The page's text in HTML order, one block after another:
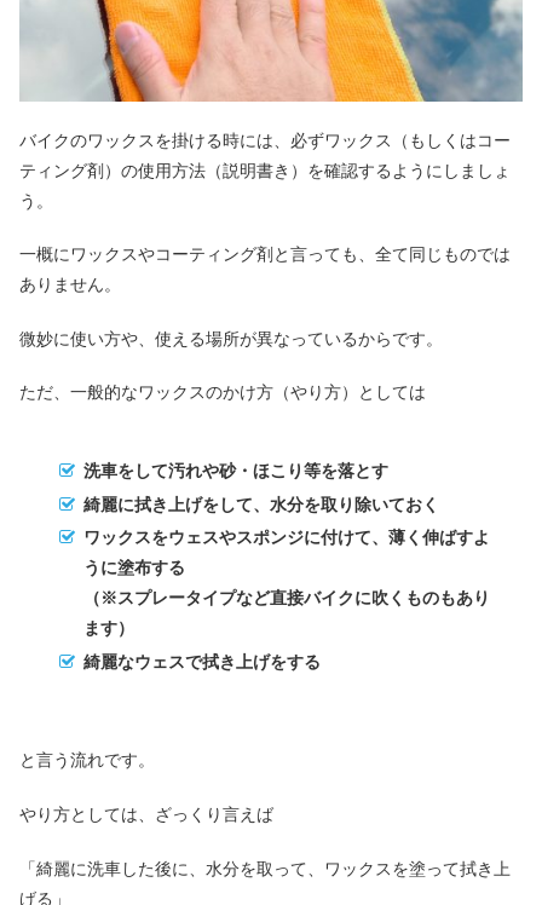
バイクのワックスを掛ける時には、必ずワックス（もしくはコー
ティング剤）の使用方法（説明書き）を確認するようにしましょ
う。
一概にワックスやコーティング剤と言っても、全て同じものでは
ありません。
微妙に使い方や、使える場所が異なっているからです。
ただ、一般的なワックスのかけ方（やり方）としては
洗車をして汚れや砂・ほこり等を落とす
綺麗に拭き上げをして、水分を取り除いておく
ワックスをウェスやスポンジに付けて、薄く伸ばすよ
うに塗布する
（※スプレータイプなど直接バイクに吹くものもあり
ます）
綺麗なウェスで拭き上げをする
と言う流れです。
やり方としては、ざっくり言えば
「綺麗に洗車した後に、水分を取って、ワックスを塗って拭き上
げる」